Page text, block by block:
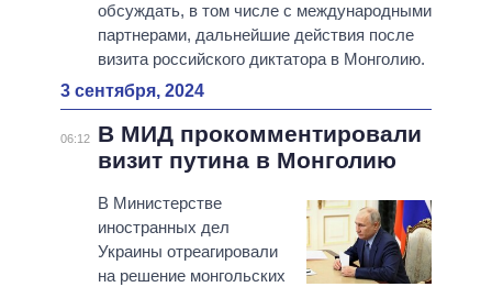
обсуждать, в том числе с международными
партнерами, дальнейшие действия после
визита российского диктатора в Монголию.
3 сентября, 2024
06:12
В МИД прокомментировали
визит путина в Монголию
В Министерстве
иностранных дел
Украины отреагировали
на решение монгольских